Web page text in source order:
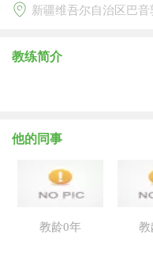
教练简介
他的同事
教龄0年 教